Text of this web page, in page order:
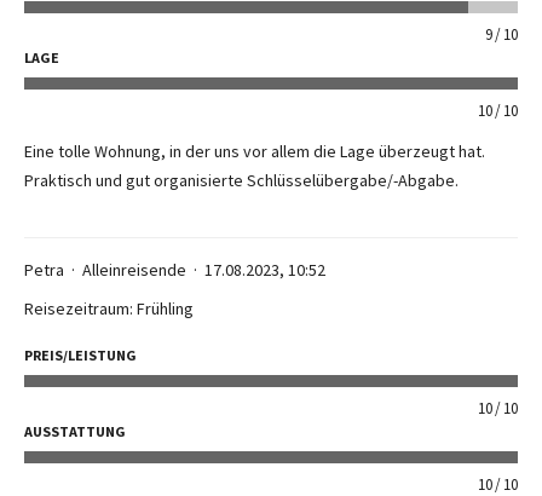
9 10
LAGE
10 10
Eine tolle Wohnung, in der uns vor allem die Lage überzeugt hat.
Praktisch und gut organisierte Schlüsselübergabe/-Abgabe.
Petra Alleinreisende
17.08.2023, 10:52
Reisezeitraum: Frühling
PREIS/LEISTUNG
10 10
AUSSTATTUNG
10 10